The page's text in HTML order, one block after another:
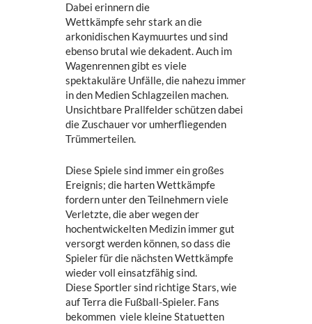
Dabei erinnern die
Wettkämpfe sehr stark an die
arkonidischen Kaymuurtes und sind
ebenso brutal wie dekadent. Auch im
Wagenrennen gibt es viele
spektakuläre Unfälle, die nahezu immer
in den Medien Schlagzeilen machen.
Unsichtbare Prallfelder schützen dabei
die Zuschauer vor umherfliegenden
Trümmerteilen.
Diese Spiele sind immer ein großes
Ereignis; die harten Wettkämpfe
fordern unter den Teilnehmern viele
Verletzte, die aber wegen der
hochentwickelten Medizin immer gut
versorgt werden können, so dass die
Spieler für die nächsten Wettkämpfe
wieder voll einsatzfähig sind.
Diese Sportler sind richtige Stars, wie
auf Terra die Fußball-Spieler. Fans
bekommen viele kleine Statuetten